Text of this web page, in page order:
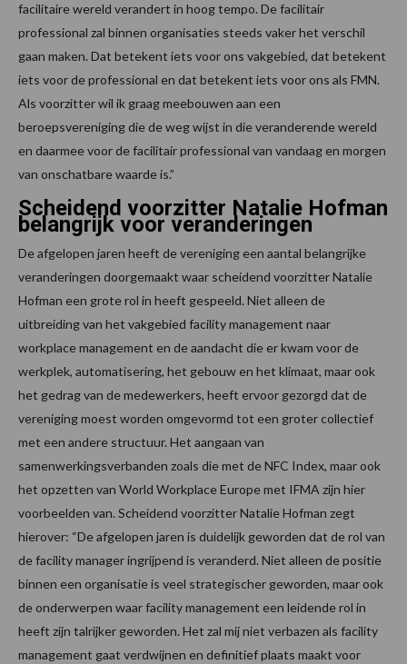
facilitaire wereld verandert in hoog tempo. De facilitair
professional zal binnen organisaties steeds vaker het verschil
gaan maken. Dat betekent iets voor ons vakgebied, dat betekent
iets voor de professional en dat betekent iets voor ons als FMN.
Als voorzitter wil ik graag meebouwen aan een
beroepsvereniging die de weg wijst in die veranderende wereld
en daarmee voor de facilitair professional van vandaag en morgen
van onschatbare waarde is.”
Scheidend voorzitter Natalie Hofman
belangrijk voor veranderingen
De afgelopen jaren heeft de vereniging een aantal belangrijke
veranderingen doorgemaakt waar scheidend voorzitter Natalie
Hofman een grote rol in heeft gespeeld. Niet alleen de
uitbreiding van het vakgebied facility management naar
workplace management en de aandacht die er kwam voor de
werkplek, automatisering, het gebouw en het klimaat, maar ook
het gedrag van de medewerkers, heeft ervoor gezorgd dat de
vereniging moest worden omgevormd tot een groter collectief
met een andere structuur. Het aangaan van
samenwerkingsverbanden zoals die met de NFC Index, maar ook
het opzetten van World Workplace Europe met IFMA zijn hier
voorbeelden van. Scheidend voorzitter Natalie Hofman zegt
hierover: “De afgelopen jaren is duidelijk geworden dat de rol van
de facility manager ingrijpend is veranderd. Niet alleen de positie
binnen een organisatie is veel strategischer geworden, maar ook
de onderwerpen waar facility management een leidende rol in
heeft zijn talrijker geworden. Het zal mij niet verbazen als facility
management gaat verdwijnen en definitief plaats maakt voor